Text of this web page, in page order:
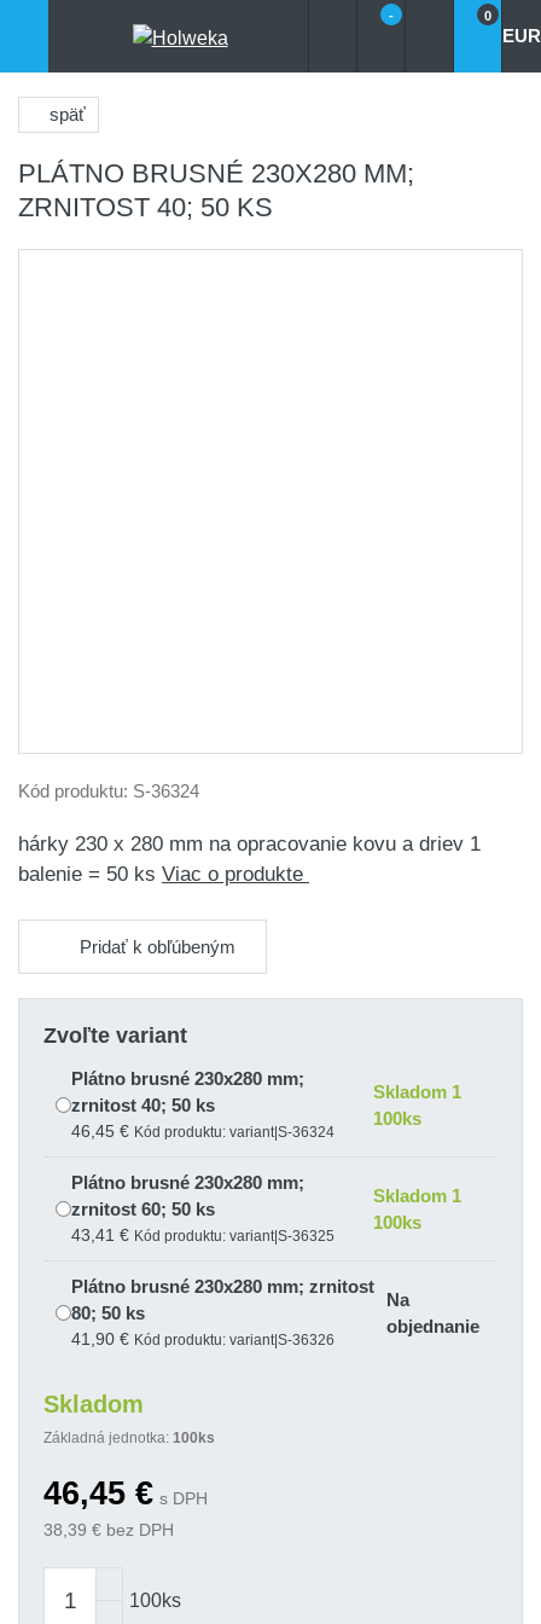
- 0
EUR
späť
PLÁTNO BRUSNÉ 230X280 MM;
ZRNITOST 40; 50 KS
Kód produktu: S-36324
hárky 230 x 280 mm na opracovanie kovu a driev 1
balenie = 50 ks Viac o produkte
Pridať k obľúbeným
Zvoľte variant
Plátno brusné 230x280 mm;
zrnitost 40; 50 ks
46,45 € Kód produktu: variant|S-36324
Skladom 1
100ks
Plátno brusné 230x280 mm;
zrnitost 60; 50 ks
43,41 € Kód produktu: variant|S-36325
Skladom 1
100ks
Plátno brusné 230x280 mm; zrnitost
80; 50 ks
41,90 € Kód produktu: variant|S-36326
Na
objednanie
Plátno brusné 230x280 mm; zrnitost
100; 50 ks
41,90 €Kód produktu: variant|S-36327
Plátno brusné 230x280 mm; zrnitost
120; 50 ks
Plátno brusné 230x280 mm; zrnitost
Skladom
Základná jednotka: 100ks
46,45 € s DPH
38,39 € bez DPH
100ks